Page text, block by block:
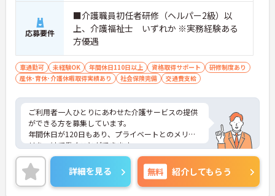
応募要件
■介護職員初任者研修（ヘルパー2級）以
上、介護福祉士 いずれか ※実務経験ある
方優遇
車通勤可 未経験OK 年間休日110日以上 資格取得サポート
研修制度あり
産休･育休･介護休暇取得実績あり
社会保険完備 交通費支給
ご利用者一人ひとりにあわせた介護サービスの提供
ができる方を募集しています。
年間休日が120日もあり、プライベートとのメリハ
リをつけて働くことができます。
ご興味のある方には、面接対策ポイントなど、さら
に詳細をお話しいたしますのでお気軽にご相談くだ
さい！
詳細を見る 無料 紹介してもらう